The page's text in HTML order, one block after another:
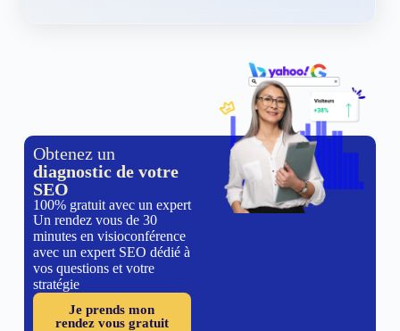
Obtenez un
diagnostic de votre
SEO
100% gratuit avec un expert
Un rendez vous de 30
minutes en visioconférence
avec un expert SEO dédié à
vos questions et votre
stratégie
Je prends mon
rendez vous gratuit